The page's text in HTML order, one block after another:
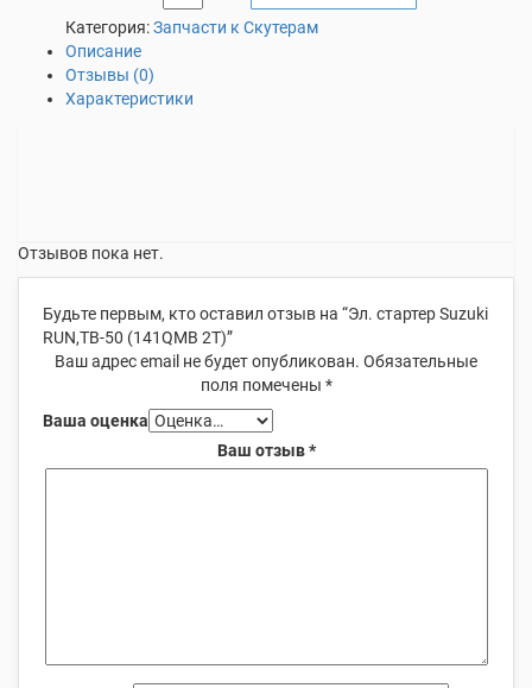
Категория:Запчасти к Скутерам
Описание
Отзывы (0)
Характеристики
Отзывов пока нет.
Будьте первым, кто оставил отзыв на “Эл. стартер Suzuki
RUN,TB-50 (141QMB 2T)”
Ваш адрес email не будет опубликован. Обязательные
поля помечены *
Ваша оценка
Ваш отзыв*